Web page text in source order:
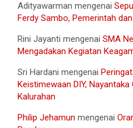
Adityawarman mengenai
Ferdy Sambo, Pemerintah
Rini Jayanti mengenai SMA
Mengadakan Kegiatan
Sri Hardani mengenai
Keistimewaan DIY,
Kalurahan
Philip Jehamun mengenai